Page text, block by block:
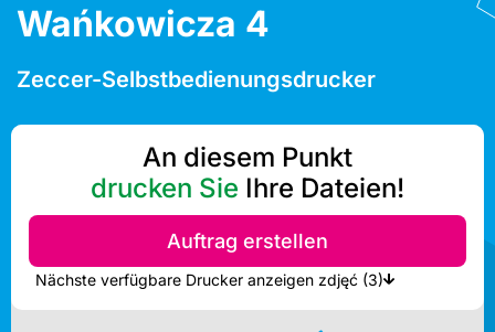
Wańkowicza 4
Zeccer-Selbstbedienungsdrucker
An diesem Punkt
drucken Sie Ihre Dateien!
Auftrag erstellen
Nächste verfügbare Drucker anzeigen zdjęć (3)